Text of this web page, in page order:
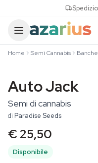
Home Semi Cannabis
Auto Jack
Semi di cannabis
di Paradise Seeds
€ 25,50
Disponibile